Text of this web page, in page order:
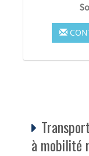
à mobilité